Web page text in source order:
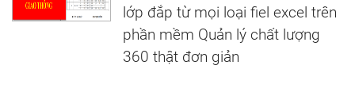
lớp đắp từ mọi loại fiel excel trên
phần mềm Quản lý chất lượng
360 thật đơn giản